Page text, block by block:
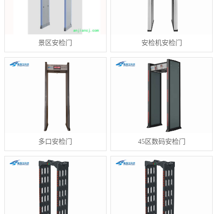
景区安检门 安检机安检门
多口安检门 45区数码安检门